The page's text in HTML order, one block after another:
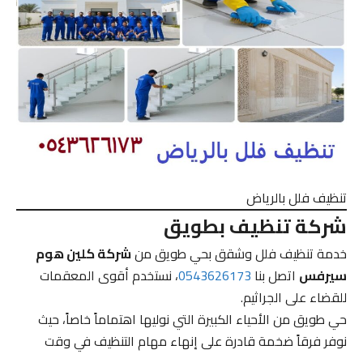
تنظيف فلل بالرياض
شركة تنظيف بطويق
خدمة تنظيف فلل وشقق بحي طويق منشركة كلين هوم
سيرفساتصل بنا0543626173، نستخدم أقوى المعقمات
للقضاء على الجراثيم.
حي طويق من الأحياء الكبيرة التي نوليها اهتماماً خاصاً، حيث
نوفر فرقاً ضخمة قادرة على إنهاء مهام التنظيف في وقت